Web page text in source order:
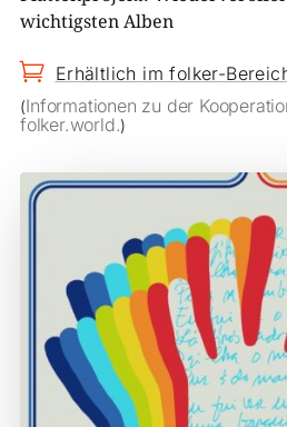
wichtigsten Alben
 Erhältlich im folker-
(Informationen zu der
folker.world.)